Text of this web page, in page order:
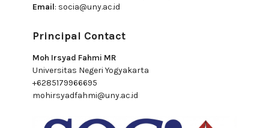
Email: socia@uny.ac.id
Principal Contact
Moh Irsyad Fahmi MR
Universitas Negeri Yogyakarta
+6285179966695
mohirsyadfahmi@uny.ac.id